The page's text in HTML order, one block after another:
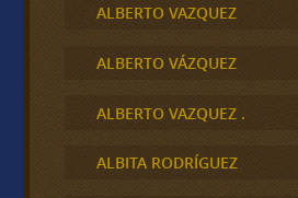
ALBERTO VAZQUEZ
ALBERTO VÁZQUEZ
ALBERTO VAZQUEZ .
ALBITA RODRÍGUEZ